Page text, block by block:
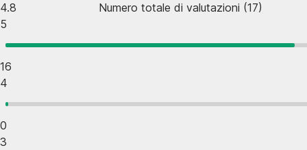
4.8 Numero totale di valutazioni (17)
5
16
4
0
3